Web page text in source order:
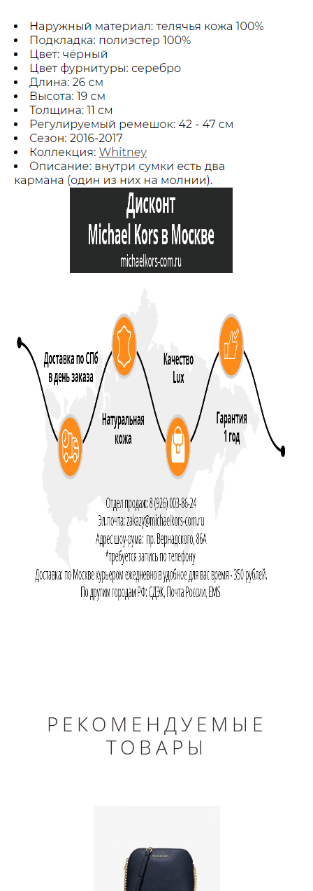
РЕКОМЕНДУЕМЫЕ
ТОВАРЫ